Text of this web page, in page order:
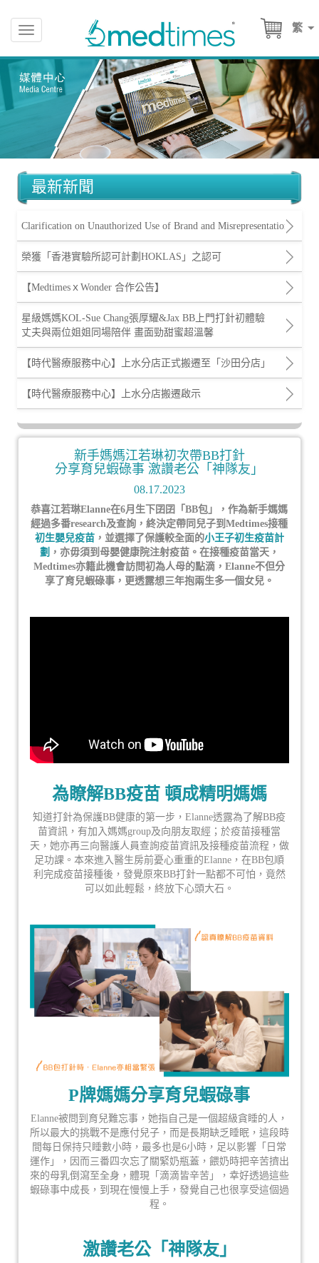
繁
Toggle
navigation
最新新聞
Clarification on Unauthorized Use of Brand and Misrepresentation
榮獲「香港實驗所認可計劃HOKLAS」之認可
【MedtimesｘWonder 合作公告】
星級媽媽KOL-Sue Chang張厚耀&Jax BB上門打針初體驗
丈夫與兩位姐姐同場陪伴 畫面勁甜蜜超溫馨
【時代醫療服務中心】上水分店正式搬遷至「沙田分店」
【時代醫療服務中心】上水分店搬遷啟示
新手媽媽江若琳初次帶BB打針
分享育兒蝦碌事 激讚老公「神隊友」
08.17.2023
恭喜江若琳Elanne在6月生下囝囝「BB包」，作為新手媽媽
經過多番research及查詢，終決定帶同兒子到Medtimes接種
初生嬰兒疫苗，並選擇了保護較全面的小王子初生疫苗計
劃 ，亦毋須到母嬰健康院注射疫苗。在接種疫苗當天，
Medtimes亦籍此機會訪問初為人母的點滴，Elanne不但分
享了育兒蝦碌事，更透露想三年抱兩生多一個女兒。
為瞭解BB疫苗 頓成精明媽媽
知道打針為保護BB健康的第一步，Elanne透露為了解BB疫
苗資訊，有加入媽媽group及向朋友取經；於疫苗接種當
天，她亦再三向醫護人員查詢疫苗資訊及接種疫苗流程，做
足功課。本來進入醫生房前憂心重重的Elanne，在BB包順
利完成疫苗接種後，發覺原來BB打針一點都不可怕，竟然
可以如此輕鬆，終放下心頭大石。
P牌媽媽分享育兒蝦碌事
Elanne被問到育兒難忘事，她指自己是一個超級貪睡的人，
所以最大的挑戰不是應付兒子，而是長期缺乏睡眠，這段時
間每日保持只睡數小時，最多也是6小時，足以影響「日常
運作」，因而三番四次忘了關緊奶瓶蓋，餵奶時把辛苦擠出
來的母乳倒瀉至全身，體現「滴滴皆辛苦」，幸好透過這些
蝦碌事中成長，到現在慢慢上手，發覺自己也很享受這個過
程。
激讚老公「神隊友」